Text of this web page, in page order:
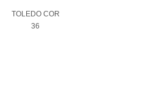
TOLEDO COR
36